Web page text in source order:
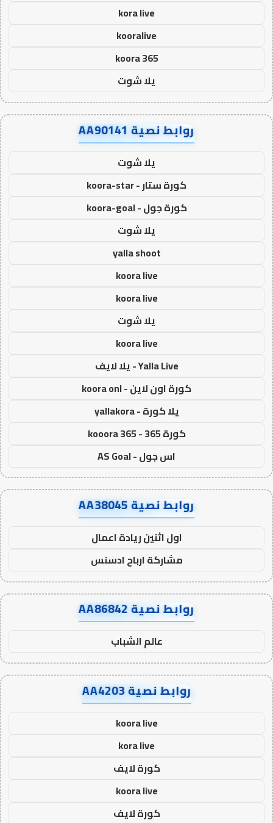
kora live
kooralive
koora 365
يلا شوت
روابط نصية AA90141
يلا شوت
كورة ستار - koora-star
كورة جول - koora-goal
يلا شوت
yalla shoot
koora live
koora live
يلا شوت
koora live
Yalla Live - يلا لايف
كورة اون لاين - koora onl
يلا كورة - yallakora
كورة 365 - kooora 365
اس جول - AS Goal
روابط نصية AA38045
اول اثنين ريادة اعمال
مشاركة ارباح ادسنس
روابط نصية AA86842
عالم الشباب
روابط نصية AA4203
koora live
kora live
كورة لايف
koora live
كورة لايف